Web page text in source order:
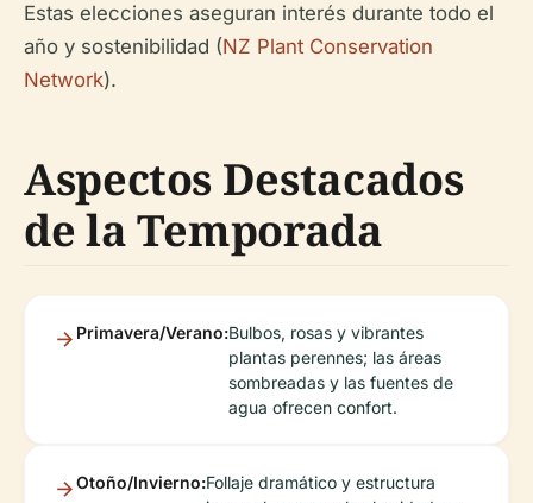
Estas elecciones aseguran interés durante todo el
año y sostenibilidad (NZ Plant Conservation
Network).
Aspectos Destacados
de la Temporada
Primavera/Verano:Bulbos, rosas y vibrantes
plantas perennes; las áreas
sombreadas y las fuentes de
agua ofrecen confort.
Otoño/Invierno:Follaje dramático y estructura